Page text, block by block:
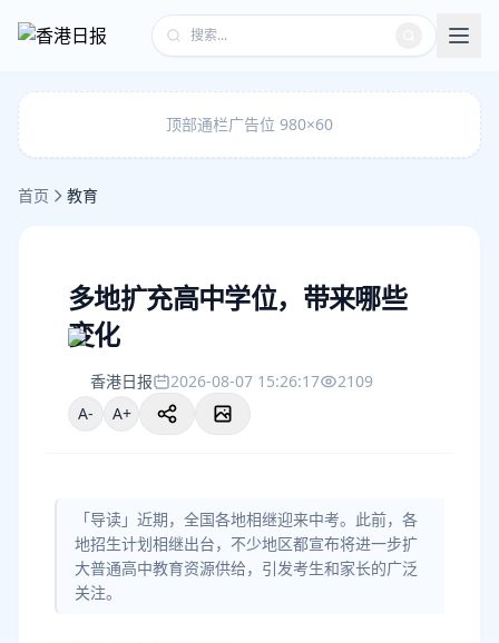
顶部通栏广告位 980×60
首页 教育
多地扩充高中学位，带来哪些
变化
香港日报 2026-08-07 15:26:17
2109
A-
A+
「导读」近期，全国各地相继迎来中考。此前，各
地招生计划相继出台，不少地区都宣布将进一步扩
大普通高中教育资源供给，引发考生和家长的广泛
关注。